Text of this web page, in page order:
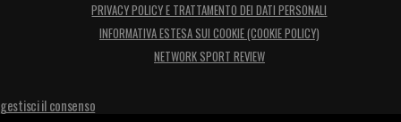
PRIVACY POLICY E TRATTAMENTO DEI DATI PERSONALI
INFORMATIVA ESTESA SUI COOKIE (COOKIE POLICY)
NETWORK SPORT REVIEW
gestisci il consenso